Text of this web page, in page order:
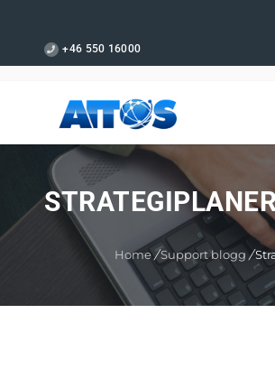
+46 550 16000
Home /Support blogg /